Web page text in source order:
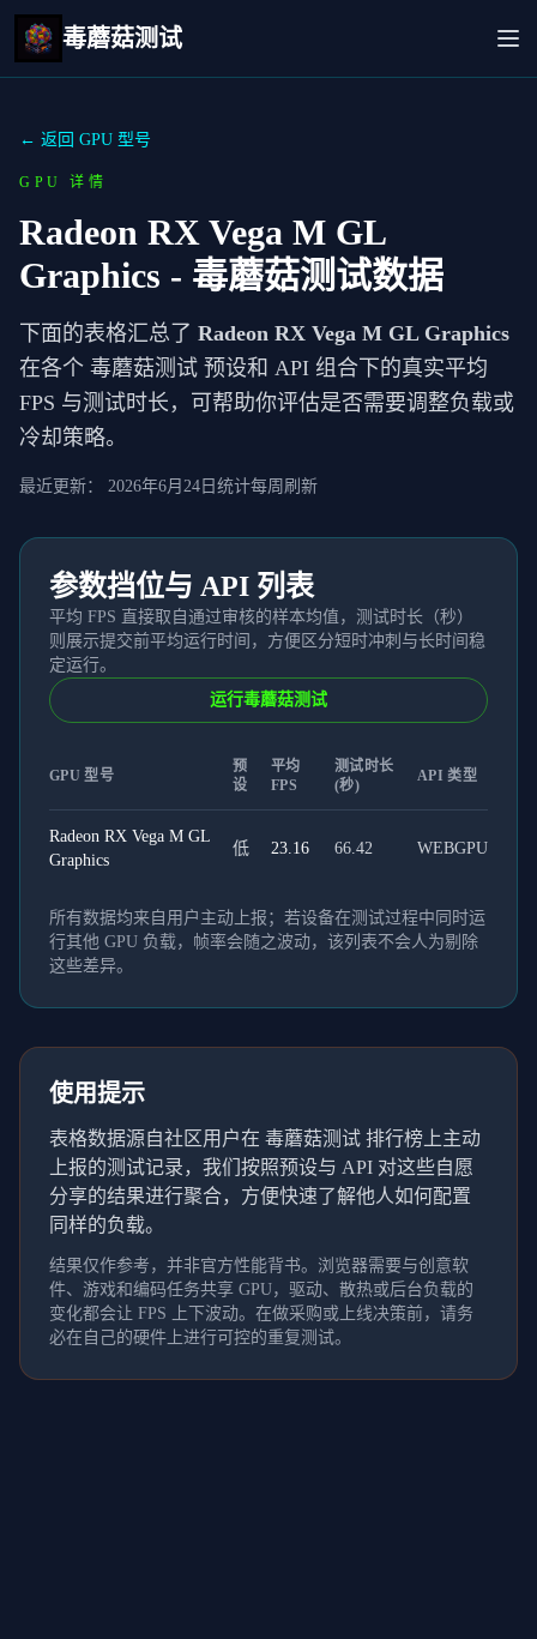
毒蘑菇测试
← 返回 GPU 型号
GPU 详情
Radeon RX Vega M GL
Graphics - 毒蘑菇测试数据
下面的表格汇总了 Radeon RX Vega M GL Graphics
在各个 毒蘑菇测试 预设和 API 组合下的真实平均
FPS 与测试时长，可帮助你评估是否需要调整负载或
冷却策略。
最近更新： 2026年6月24日 统计每周刷新
参数挡位与 API 列表
平均 FPS 直接取自通过审核的样本均值，测试时长（秒）
则展示提交前平均运行时间，方便区分短时冲刺与长时间稳
定运行。
运行毒蘑菇测试
GPU 型号
预
设
平均
FPS
测试时长
(秒)
API 类型
Radeon RX Vega M GL
Graphics
低 23.16 66.42 WEBGPU
所有数据均来自用户主动上报；若设备在测试过程中同时运
行其他 GPU 负载，帧率会随之波动，该列表不会人为剔除
这些差异。
使用提示
表格数据源自社区用户在 毒蘑菇测试 排行榜上主动
上报的测试记录，我们按照预设与 API 对这些自愿
分享的结果进行聚合，方便快速了解他人如何配置
同样的负载。
结果仅作参考，并非官方性能背书。浏览器需要与创意软
件、游戏和编码任务共享 GPU，驱动、散热或后台负载的
变化都会让 FPS 上下波动。在做采购或上线决策前，请务
必在自己的硬件上进行可控的重复测试。